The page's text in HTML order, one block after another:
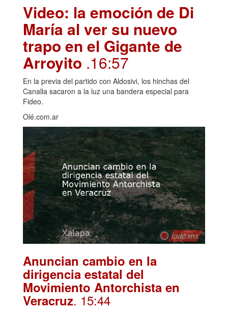
Video: la emoción de Di
María al ver su nuevo
trapo en el Gigante de
Arroyito .16:57
En la previa del partido con Aldosivi, los hinchas del
Canalla sacaron a la luz una bandera especial para
Fideo.
Olé.com.ar
Anuncian cambio en la
dirigencia estatal del
Movimiento Antorchista en
Veracruz. 15:44